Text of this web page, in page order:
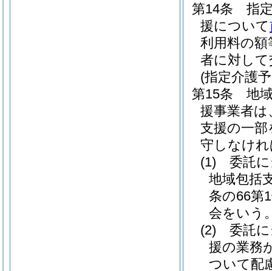
第14条
指
援について
利用料の額
者に対し
(指定介護
第15条
地
援事業者は
支援の一
守しなけ
(1)
委託
地域包括
条の66第
会をいう
(2)
委託
援の業務
ついて配